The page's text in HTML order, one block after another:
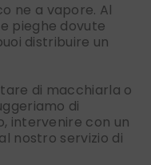
ne a vapore. Al
pieghe dovute
distribuire un
di macchiarla o
di
intervenire con un
nostro servizio di